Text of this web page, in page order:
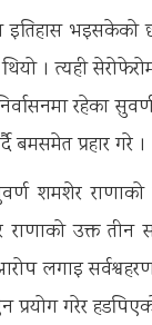
इतिहास भइसकेको
। त्यही
रहेका
बमसमेत प्रहार गरे ।
शमशेर
राणाको उक्त
लगाइ
गरेर हडपिएको